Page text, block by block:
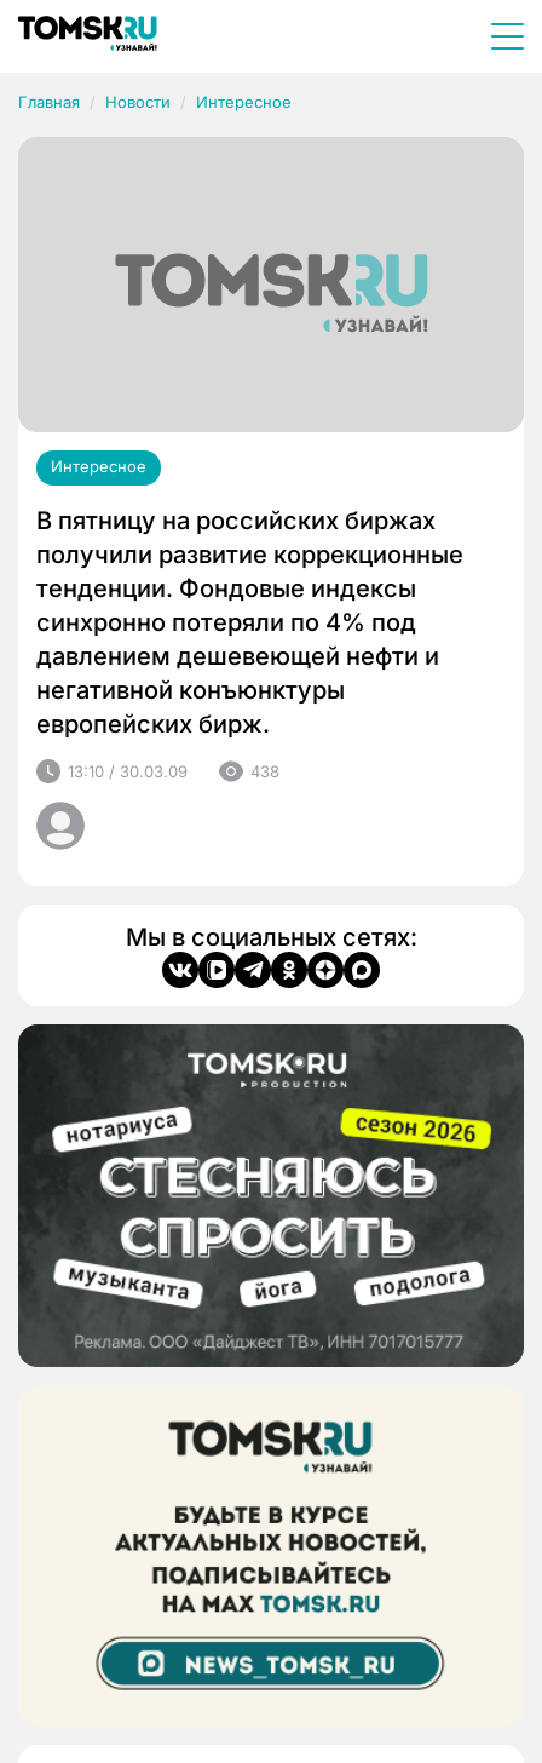
Главная Новости Интересное
Интересное
В пятницу на российских биржах
получили развитие коррекционные
тенденции. Фондовые индексы
синхронно потеряли по 4% под
давлением дешевеющей нефти и
негативной конъюнктуры
европейских бирж.
13:10 / 30.03.09 438
Мы в социальных сетях: